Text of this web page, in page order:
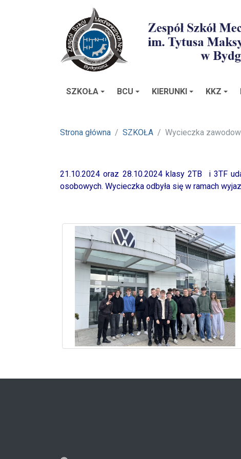
SZKOŁA BCU KIERUNKI KKZ
Strona główna SZKOŁA Wycieczka
21.10.2024 oraz 28.10.2024 klasy 2TB i 3TF
osobowych. Wycieczka odbyła się w ramach